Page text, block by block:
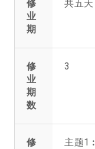
修
业
期
共五天
修
业
期
数
3
修
主题1︰